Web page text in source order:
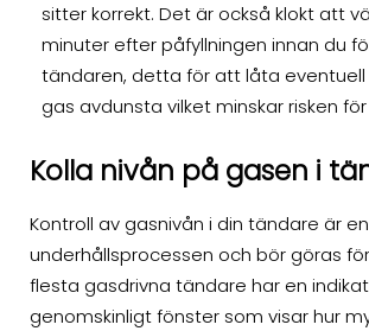
sitter korrekt. Det är också klokt att
minuter efter påfyllningen innan du
tändaren, detta för att låta eventuell
gas avdunsta vilket minskar risken
Kolla nivån på gasen i
Kontroll av gasnivån i din tändare är
underhållsprocessen och bör göras
flesta gasdrivna tändare har en
genomskinligt fönster som visar hur